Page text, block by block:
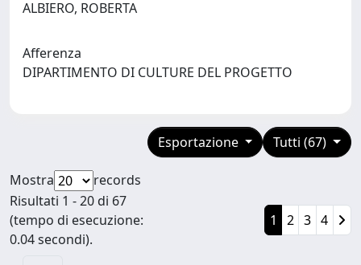
ALBIERO, ROBERTA
Afferenza
DIPARTIMENTO DI CULTURE DEL PROGETTO
Tutti (67)
Esportazione
Mostra
records
Risultati 1 - 20 di 67
(tempo di esecuzione:
0.04 secondi).
1 2 3 4